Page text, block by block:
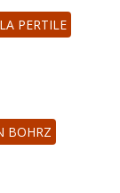
PERTILE
BOHRZ